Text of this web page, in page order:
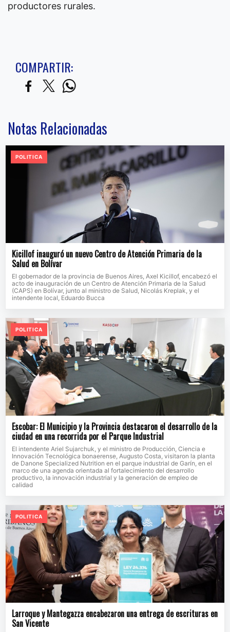
productores rurales.
COMPARTIR:
Notas Relacionadas
POLITICA
Kicillof inauguró un nuevo Centro de Atención Primaria de la
Salud en Bolívar
El gobernador de la provincia de Buenos Aires, Axel Kicillof, encabezó el
acto de inauguración de un Centro de Atención Primaria de la Salud
(CAPS) en Bolívar, junto al ministro de Salud, Nicolás Kreplak, y el
intendente local, Eduardo Bucca
POLITICA
Escobar: El Municipio y la Provincia destacaron el desarrollo de la
ciudad en una recorrida por el Parque Industrial
El intendente Ariel Sujarchuk, y el ministro de Producción, Ciencia e
Innovación Tecnológica bonaerense, Augusto Costa, visitaron la planta
de Danone Specialized Nutrition en el parque industrial de Garín, en el
marco de una agenda orientada al fortalecimiento del desarrollo
productivo, la innovación industrial y la generación de empleo de
calidad
POLITICA
Larroque y Mantegazza encabezaron una entrega de escrituras en
San Vicente